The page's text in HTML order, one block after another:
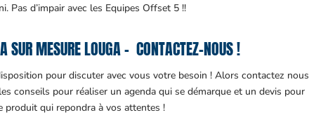
Pas d’impair avec les Equipes Offset 5 !!
SUR MESURE LOUGA – CONTACTEZ-NOUS !
pour discuter avec vous votre besoin ! Alors contactez nous
conseils pour réaliser un agenda qui se démarque et un devis pour
produit qui repondra à vos attentes !